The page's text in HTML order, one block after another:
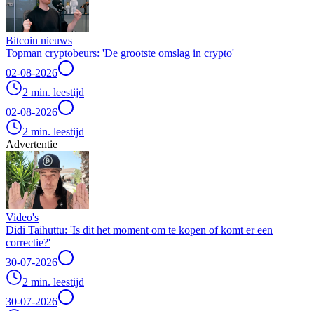
Bitcoin nieuws
Topman cryptobeurs: 'De grootste omslag in crypto'
02-08-2026
2 min. leestijd
02-08-2026
2 min. leestijd
Advertentie
Video's
Didi Taihuttu: 'Is dit het moment om te kopen of komt er een
correctie?'
30-07-2026
2 min. leestijd
30-07-2026